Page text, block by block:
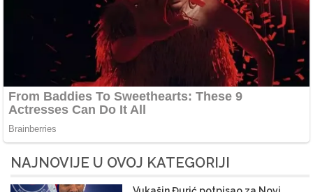
NAJNOVIJE U OVOJ KATEGORIJI